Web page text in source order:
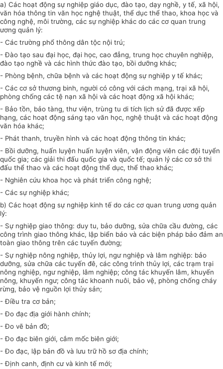
a) Các hoạt động sự nghiệp giáo dục, đào tạo, dạy nghề, y tế, xã hội,
văn hóa thông tin văn học nghệ thuật, thể dục thể thao, khoa học và
công nghệ, môi trường, các sự nghiệp khác do các cơ quan trung
ương quản lý:
- Các trường phổ thông dân tộc nội trú;
- Đào tạo sau đại học, đại học, cao đẳng, trung học chuyên nghiệp,
đào tạo nghề và các hình thức đào tạo, bồi dưỡng khác;
- Phòng bệnh, chữa bệnh và các hoạt động sự nghiệp y tế khác;
- Các cơ sở thương binh, người có công với cách mạng, trại xã hội,
phòng chống các tệ nạn xã hội và các hoạt động xã hội khác;
- Bảo tồn, bảo tàng, thư viện, trùng tu di tích lịch sử đã được xếp
hạng, các hoạt động sáng tạo văn học, nghệ thuật và các hoạt động
văn hóa khác;
- Phát thanh, truyền hình và các hoạt động thông tin khác;
- Bồi dưỡng, huấn luyện huấn luyện viên, vận động viên các đội tuyển
quốc gia; các giải thi đấu quốc gia và quốc tế; quản lý các cơ sở thi
đấu thể thao và các hoạt động thể dục, thể thao khác;
- Nghiên cứu khoa học và phát triển công nghệ;
- Các sự nghiệp khác;
b) Các hoạt động sự nghiệp kinh tế do các cơ quan trung ương quản
lý:
- Sự nghiệp giao thông: duy tu, bảo dưỡng, sửa chữa cầu đường, các
công trình giao thông khác, lập biển báo và các biện pháp bảo đảm an
toàn giao thông trên các tuyến đường;
- Sự nghiệp nông nghiệp, thủy lợi, ngư nghiệp và lâm nghiệp: bảo
dưỡng, sửa chữa các tuyến đê, các công trình thủy lợi, các trạm trại
nông nghiệp, ngư nghiệp, lâm nghiệp; công tác khuyến lâm, khuyến
nông, khuyến ngư; công tác khoanh nuôi, bảo vệ, phòng chống cháy
rừng, bảo vệ nguồn lợi thủy sản;
- Điều tra cơ bản;
- Đo đạc địa giới hành chính;
- Đo vẽ bản đồ;
- Đo đạc biên giới, cắm mốc biên giới;
- Đo đạc, lập bản đồ và lưu trữ hồ sơ địa chính;
- Định canh, định cư và kinh tế mới;